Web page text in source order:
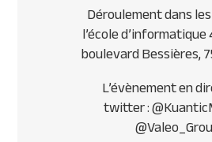
Déroulement dans
l’école
boulevard Bessières,
L’évènement en
twitter :